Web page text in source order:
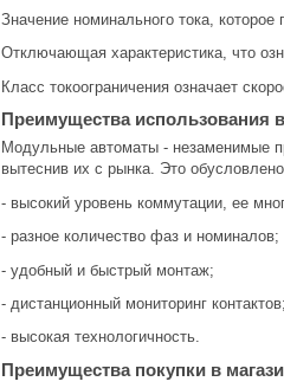
Значение номинального тока,
Отключающая характеристика, что
Класс токоограничения означает
Преимущества использования
Модульные автоматы - незаменимые
вытеснив их с рынка. Это
- высокий уровень коммутации, ее
- разное количество фаз и номиналов;
- удобный и быстрый монтаж;
- дистанционный мониторинг контактов;
- высокая технологичность.
Преимущества покупки в